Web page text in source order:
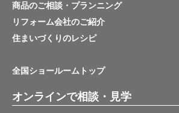
商品のご相談・プランニング
リフォーム会社のご紹介
住まいづくりのレシピ
全国ショールームトップ
オンラインで相談・見学